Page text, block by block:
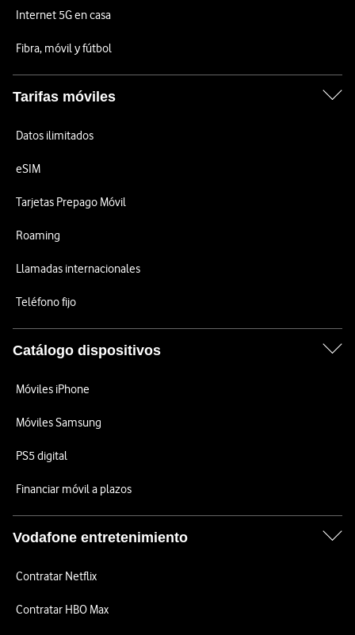
Internet 5G en casa
Fibra, móvil y fútbol
Tarifas móviles
Datos ilimitados
eSIM
Tarjetas Prepago Móvil
Roaming
Llamadas internacionales
Teléfono fijo
Catálogo dispositivos
Móviles iPhone
Móviles Samsung
PS5 digital
Financiar móvil a plazos
Vodafone entretenimiento
Contratar Netflix
Contratar HBO Max